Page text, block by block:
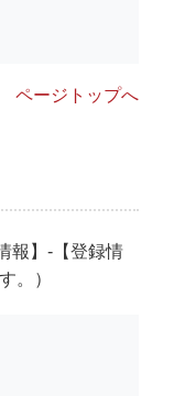
ページトップへ
報】-【登録情
。）